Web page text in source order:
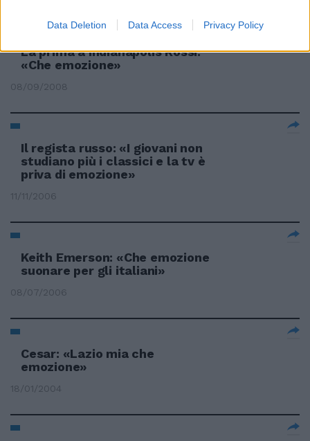
Data Deletion Data Access Privacy Policy
La prima a Indianapolis Rossi:
«Che emozione»
08/09/2008
Il regista russo: «I giovani non
studiano più i classici e la tv è
priva di emozione»
11/11/2006
Keith Emerson: «Che emozione
suonare per gli italiani»
08/07/2006
Cesar: «Lazio mia che
emozione»
18/01/2004